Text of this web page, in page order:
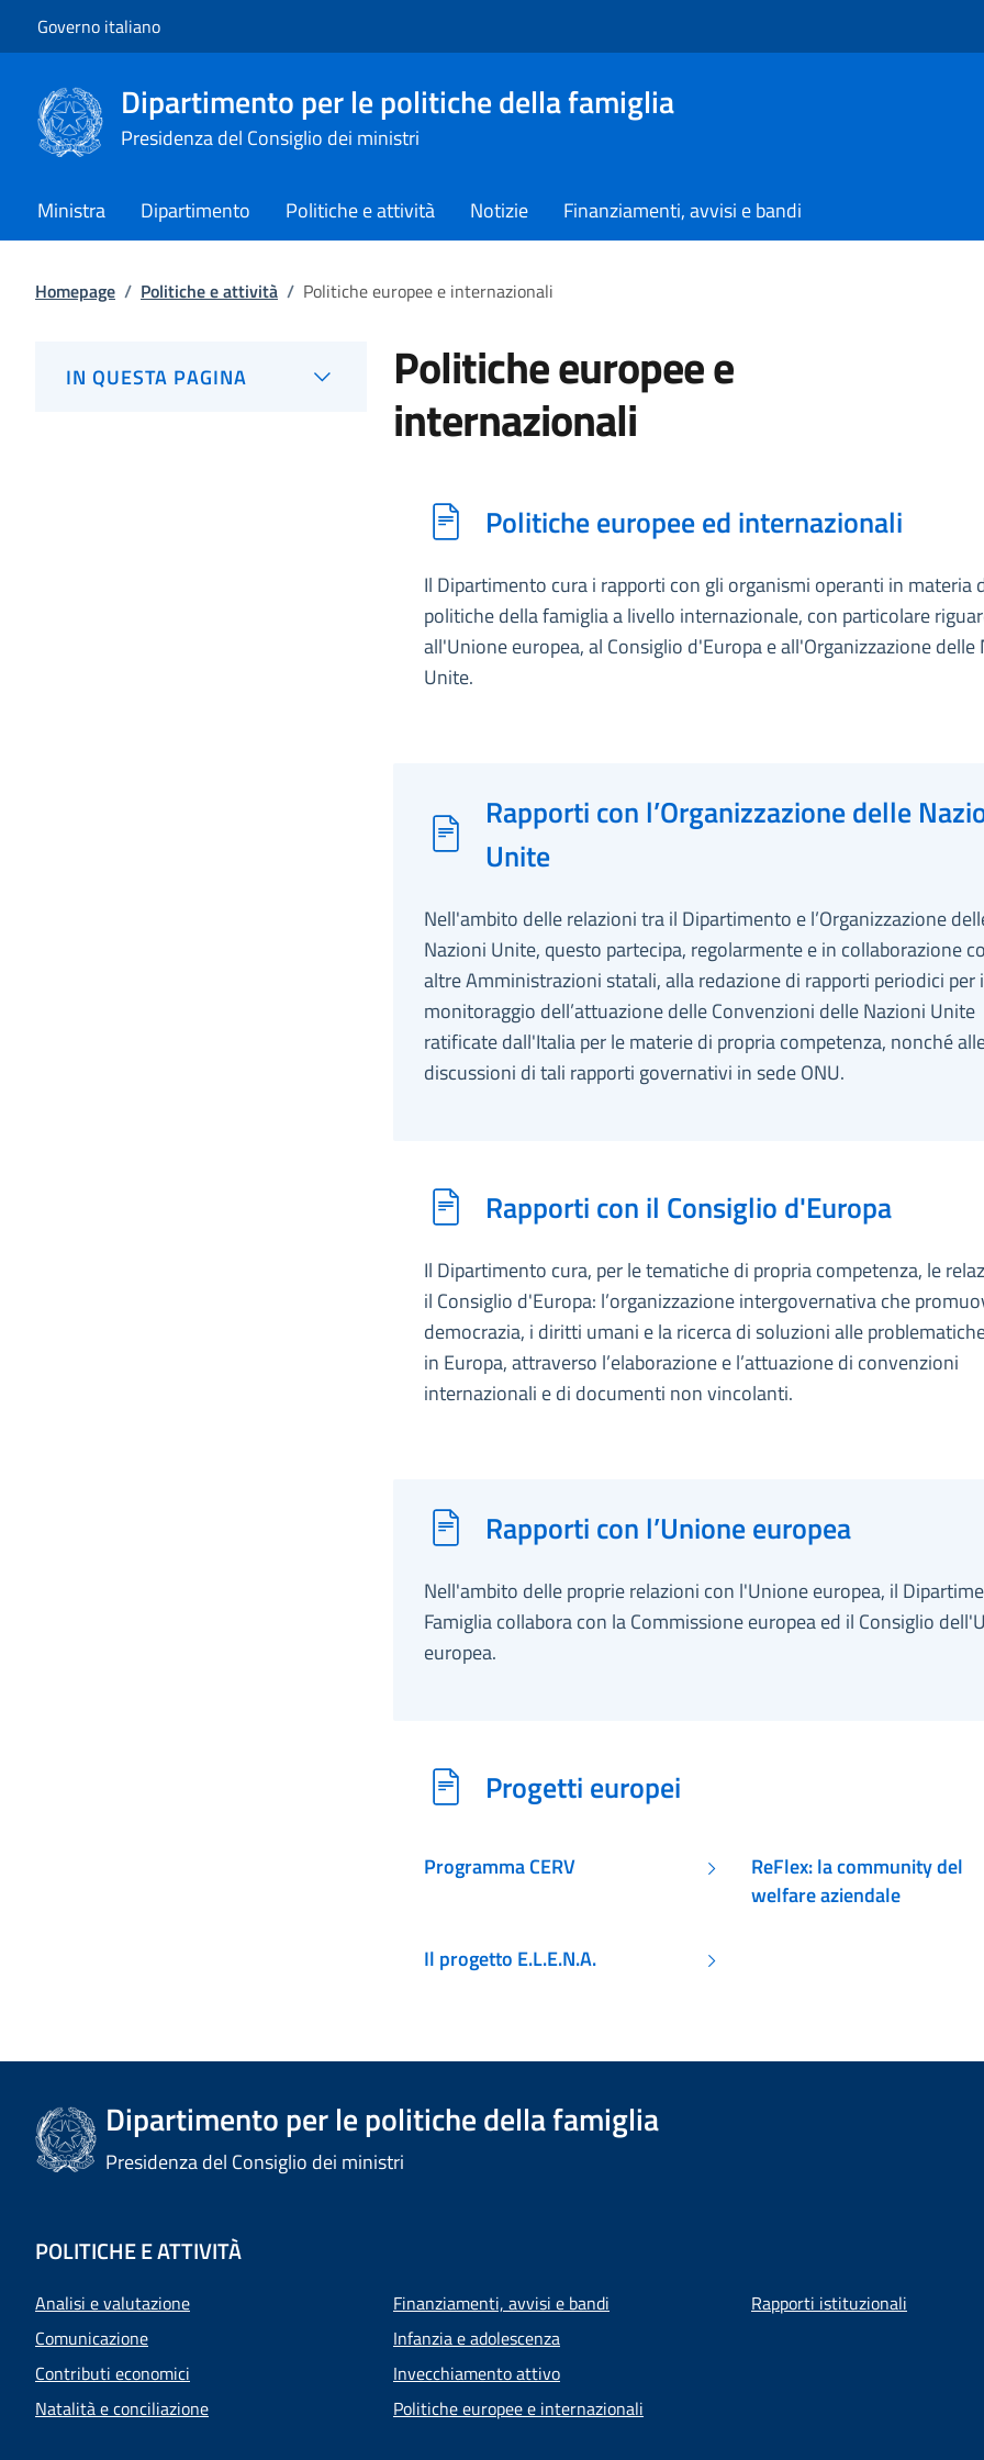
Governo italiano
Dipartimento per le politiche della famiglia
Presidenza del Consiglio dei ministri
Ministra Dipartimento Politiche e attività Notizie Finanziamenti, avvisi e bandi
Homepage / Politiche e attività / Politiche europee e internazionali
IN QUESTA PAGINA Politiche europee e
internazionali
Politiche europee ed internazionali
Il Dipartimento cura i rapporti con gli organismi operanti in materia
politiche della famiglia a livello internazionale, con particolare
all'Unione europea, al Consiglio d'Europa e all'Organizzazione delle
Unite.
Rapporti con l’Organizzazione delle
Unite
Nell'ambito delle relazioni tra il Dipartimento e l’Organizzazione
Nazioni Unite, questo partecipa, regolarmente e in collaborazione
altre Amministrazioni statali, alla redazione di rapporti periodici per
monitoraggio dell’attuazione delle Convenzioni delle Nazioni Unite
ratificate dall'Italia per le materie di propria competenza, nonché
discussioni di tali rapporti governativi in sede ONU.
Rapporti con il Consiglio d'Europa
Il Dipartimento cura, per le tematiche di propria competenza, le
il Consiglio d'Europa: l’organizzazione intergovernativa che
democrazia, i diritti umani e la ricerca di soluzioni alle
in Europa, attraverso l’elaborazione e l’attuazione di convenzioni
internazionali e di documenti non vincolanti.
Rapporti con l’Unione europea
Nell'ambito delle proprie relazioni con l'Unione europea, il
Famiglia collabora con la Commissione europea ed il Consiglio
europea.
Progetti europei
Programma CERV
ReFlex: la community del
welfare aziendale
Il progetto E.L.E.N.A.
Dipartimento per le politiche della famiglia
Presidenza del Consiglio dei ministri
POLITICHE E ATTIVITÀ
Analisi e valutazione
Comunicazione
Contributi economici
Natalità e conciliazione
Finanziamenti, avvisi e bandi
Infanzia e adolescenza
Invecchiamento attivo
Politiche europee e internazionali
Rapporti istituzionali